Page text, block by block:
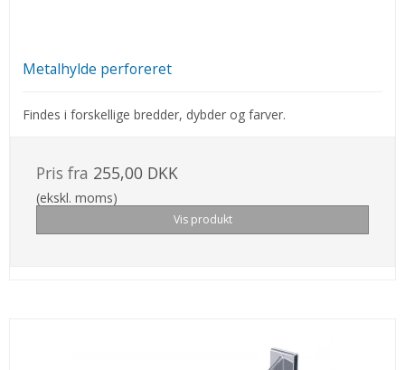
Metalhylde perforeret
Findes i forskellige bredder, dybder og farver.
Pris fra 255,00 DKK
(ekskl. moms)
Vis produkt